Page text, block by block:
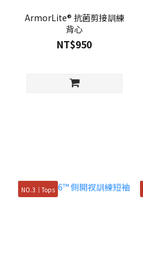
ArmorLite® 抗菌剪接訓練
背心
NT$950
NO.3｜Tops